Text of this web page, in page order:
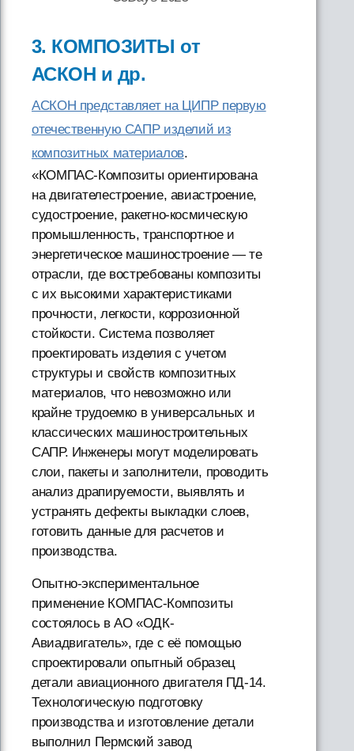
3. КОМПОЗИТЫ от
АСКОН и др.
АСКОН представляет на ЦИПР первую
отечественную САПР изделий из
композитных материалов.
«КОМПАС-Композиты ориентирована
на двигателестроение, авиастроение,
судостроение, ракетно-космическую
промышленность, транспортное и
энергетическое машиностроение — те
отрасли, где востребованы композиты
с их высокими характеристиками
прочности, легкости, коррозионной
стойкости. Система позволяет
проектировать изделия с учетом
структуры и свойств композитных
материалов, что невозможно или
крайне трудоемко в универсальных и
классических машиностроительных
САПР. Инженеры могут моделировать
слои, пакеты и заполнители, проводить
анализ драпируемости, выявлять и
устранять дефекты выкладки слоев,
готовить данные для расчетов и
производства.
Опытно-экспериментальное
применение КОМПАС-Композиты
состоялось в АО «ОДК-
Авиадвигатель», где с её помощью
спроектировали опытный образец
детали авиационного двигателя ПД-14.
Технологическую подготовку
производства и изготовление детали
выполнил Пермский завод